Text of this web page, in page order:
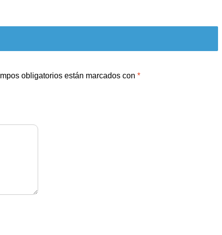
obligatorios están marcados con *